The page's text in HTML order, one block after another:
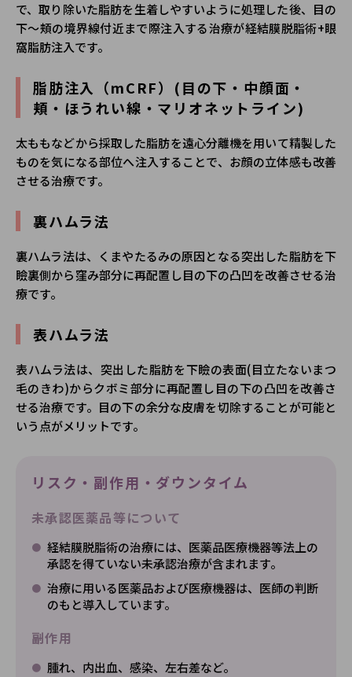
で、取り除いた脂肪を生着しやすいように処理した後、目の
下〜頬の境界線付近まで際注入する治療が経結膜脱脂術+眼
窩脂肪注入です。
脂肪注入（mCRF）(目の下・中顔面・
頬・ほうれい線・マリオネットライン)
太ももなどから採取した脂肪を遠心分離機を用いて精製した
ものを気になる部位へ注入することで、お顔の立体感も改善
させる治療です。
裏ハムラ法
裏ハムラ法は、くまやたるみの原因となる突出した脂肪を下
瞼裏側から窪み部分に再配置し目の下の凸凹を改善させる治
療です。
表ハムラ法
表ハムラ法は、突出した脂肪を下瞼の表面(目立たないまつ
毛のきわ)からクボミ部分に再配置し目の下の凸凹を改善さ
せる治療です。目の下の余分な皮膚を切除することが可能と
いう点がメリットです。
リスク・副作用・ダウンタイム
未承認医薬品等について
経結膜脱脂術の治療には、医薬品医療機器等法上の
承認を得ていない未承認治療が含まれます。
治療に用いる医薬品および医療機器は、医師の判断
のもと導入しています。
副作用
腫れ、内出血、感染、左右差など。